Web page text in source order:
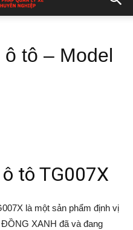
tô – Model
tô TG007X
là một sản phẩm định vị
XANH đã và đang